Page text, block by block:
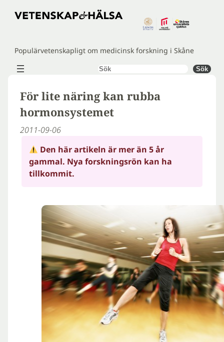
Hoppa
Populärvetenskapligt om medicinsk forskning i Skåne
Sök Sök
För lite näring kan rubba
hormonsystemet
2011-09-06
Den här artikeln är mer än 5 år
gammal. Nya forskningsrön kan ha
tillkommit.